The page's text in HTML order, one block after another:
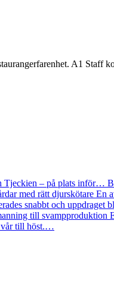
A1 Staff
Tjeckien – på plats inför…
med rätt djurskötare En
snabbt och uppdraget
till svampproduktion
vår till höst.…